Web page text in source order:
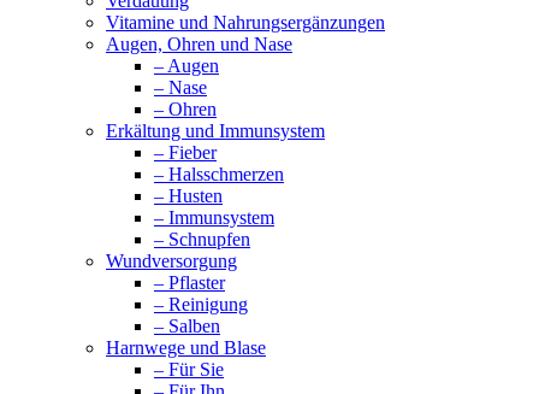
Vitamine und Nahrungsergänzungen
Augen, Ohren und Nase
– Augen
– Nase
– Ohren
Erkältung und Immunsystem
– Fieber
– Halsschmerzen
– Husten
– Immunsystem
– Schnupfen
Wundversorgung
– Pflaster
– Reinigung
– Salben
Harnwege und Blase
– Für Sie